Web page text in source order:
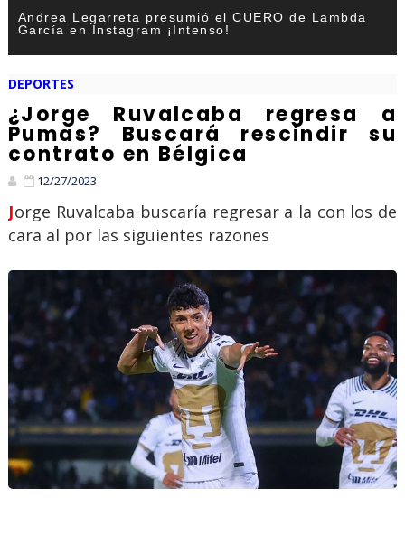
Andrea Legarreta presumió el CUERO de Lambda
García en Instagram ¡Intenso!
DEPORTES
¿Jorge Ruvalcaba regresa a
Pumas? Buscará rescindir su
contrato en Bélgica
12/27/2023
Jorge Ruvalcaba buscaría regresar a la con los de
cara al por las siguientes razones